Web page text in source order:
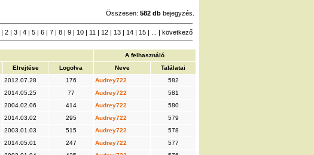
Összesen: 582 db bejegyzés.
| 2 | 3 | 4 | 5 | 6 | 7 | 8 | 9 | 10 | 11 | 12 | 13 | 14 | 15 | ... | következő
A felhasználó
Elrejtése Logolva Neve
Találatai
2012.07.28 176 Audrey722
582
2014.05.25 77 Audrey722
581
2004.02.06 414 Audrey722
580
2014.03.02 295 Audrey722
579
2003.01.03 515 Audrey722
578
2014.05.01 247 Audrey722
577